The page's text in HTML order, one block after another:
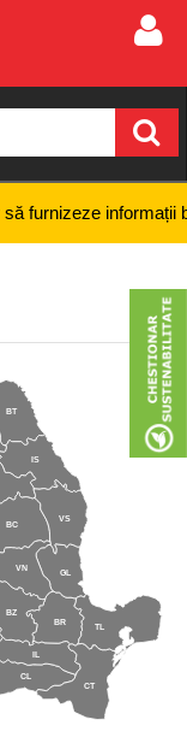
informații bancare
CL
IL
CT
BT
IS
BC
BR
BZ
GL
VS
VN
TL